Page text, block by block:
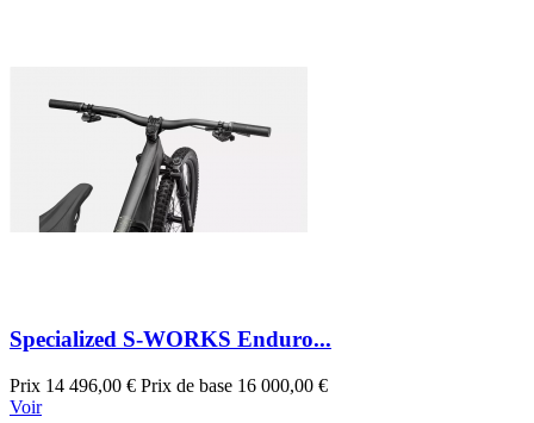
Specialized S-WORKS Enduro...
Prix 14 496,00 € Prix de base 16 000,00 €
Voir